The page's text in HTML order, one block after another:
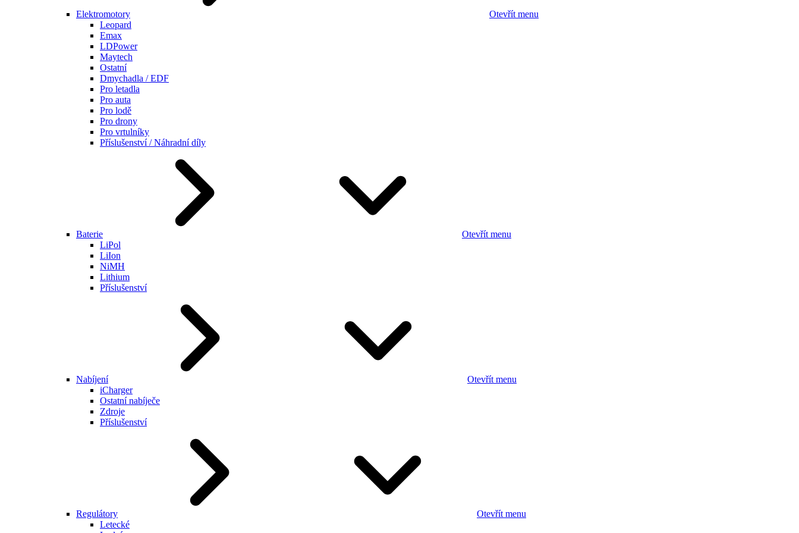
Elektromotory
Otevřít menu
Leopard
Emax
LDPower
Maytech
Ostatní
Dmychadla / EDF
Pro letadla
Pro auta
Pro lodě
Pro drony
Pro vrtulníky
Příslušenství / Náhradní díly
Baterie
Otevřít menu
LiPol
LiIon
NiMH
Lithium
Příslušenství
Nabíjení
Otevřít menu
iCharger
Ostatní nabíječe
Zdroje
Příslušenství
Regulátory
Otevřít menu
Letecké